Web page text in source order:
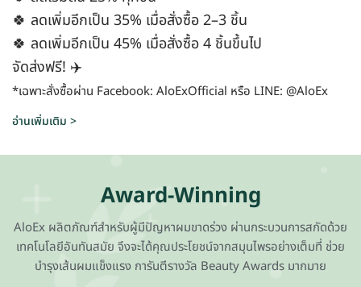
🍀 ลดเพิ่มอีกเป็น 35% เมื่อสั่งซื้อ 2–3 ชิ้น
🍀 ลดเพิ่มอีกเป็น 45% เมื่อสั่งซื้อ 4 ชิ้นขึ้นไป
จัดส่งฟรี! ✈️
*เฉพาะสั่งซื้อผ่าน Facebook: AloExOfficial หรือ LINE: @AloEx
อ่านเพิ่มเติม >
Award-Winning
AloEx ผลิตภัณฑ์สำหรับผู้มีปัญหาผมขาดร่วง ผ่านกระบวนการสกัดด้วย
เทคโนโลยีอันทันสมัย จึงจะได้คุณประโยชน์จากสมุนไพรอย่างเต็มที่ ช่วย
บำรุงเส้นผมแข็งแรง การันตีรางวัล Beauty Awards มากมาย